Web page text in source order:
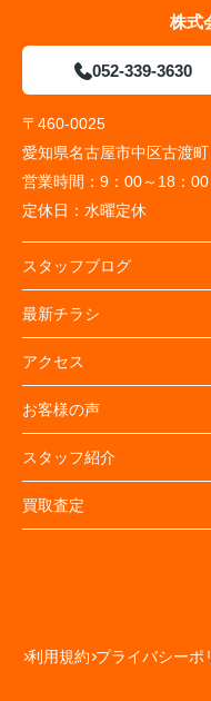
株式
052-339-3630
〒460-0025
愛知県名古屋市中区古渡町
営業時間： 9：00～18：00
定休日： 水曜定休
スタッフブログ
最新チラシ
アクセス
お客様の声
スタッフ紹介
買取査定
利用規約 プライバシーポ